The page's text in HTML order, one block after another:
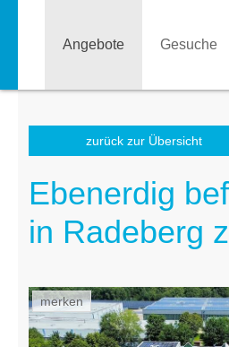
Angebote Gesuche
zurück zur Übersicht
Ebenerdig
in Radeberg
merken